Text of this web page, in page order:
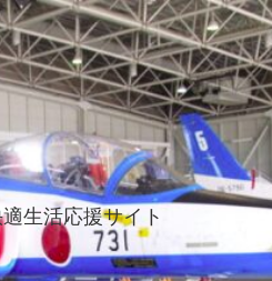
生活応援サイト